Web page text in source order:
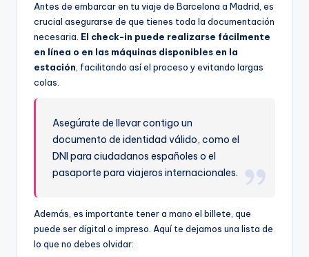
Antes de embarcar en tu viaje de Barcelona a Madrid, es
crucial asegurarse de que tienes toda la documentación
necesaria. El check-in puede realizarse fácilmente
en línea o en las máquinas disponibles en la
estación , facilitando así el proceso y evitando largas
colas.
Asegúrate de llevar contigo un
documento de identidad válido, como el
DNI para ciudadanos españoles o el
pasaporte para viajeros internacionales.
Además, es importante tener a mano el billete, que
puede ser digital o impreso. Aquí te dejamos una lista de
lo que no debes olvidar: